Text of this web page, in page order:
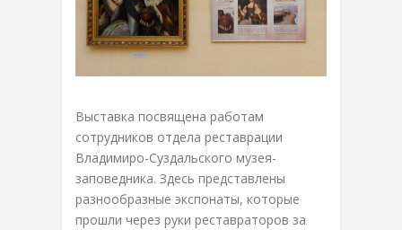
Выставка посвящена работам
сотрудников отдела реставрации
Владимиро-Суздальского музея-
заповедника. Здесь представлены
разнообразные экспонаты, которые
прошли через руки реставраторов за